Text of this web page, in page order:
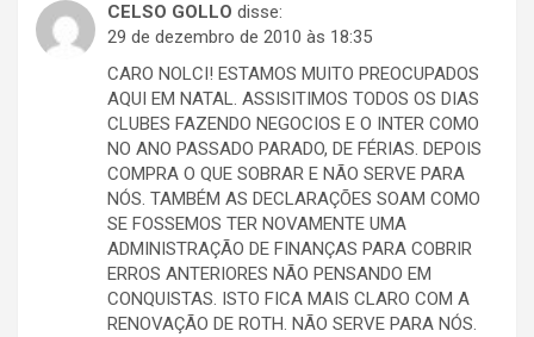
CELSO GOLLO disse:
29 de dezembro de 2010 às 18:35
CARO NOLCI! ESTAMOS MUITO PREOCUPADOS
AQUI EM NATAL. ASSISITIMOS TODOS OS DIAS
CLUBES FAZENDO NEGOCIOS E O INTER COMO
NO ANO PASSADO PARADO, DE FÉRIAS. DEPOIS
COMPRA O QUE SOBRAR E NÃO SERVE PARA
NÓS. TAMBÉM AS DECLARAÇÕES SOAM COMO
SE FOSSEMOS TER NOVAMENTE UMA
ADMINISTRAÇÃO DE FINANÇAS PARA COBRIR
ERROS ANTERIORES NÃO PENSANDO EM
CONQUISTAS. ISTO FICA MAIS CLARO COM A
RENOVAÇÃO DE ROTH. NÃO SERVE PARA NÓS.